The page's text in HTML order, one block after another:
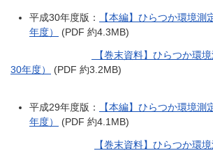
平成30年度版：
【本編】ひらつか環境
年度）
(PDF 約4.3MB)
【巻末資料】ひらつか環
30年度）
(PDF 約3.2MB)
平成29年度版：
【本編】ひらつか環境
年度）
(PDF 約4.1MB)
【巻末資料】ひらつか環